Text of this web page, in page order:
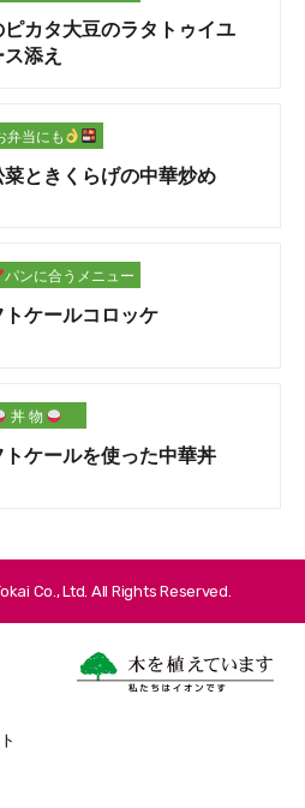
ピカタ大豆のラタトゥイユ
ス添え
弁当にも
菜ときくらげの中華炒め
パンに合うメニュー
トケールコロッケ
丼 物
トケールを使った中華丼
Co., Ltd. All Rights Reserved.